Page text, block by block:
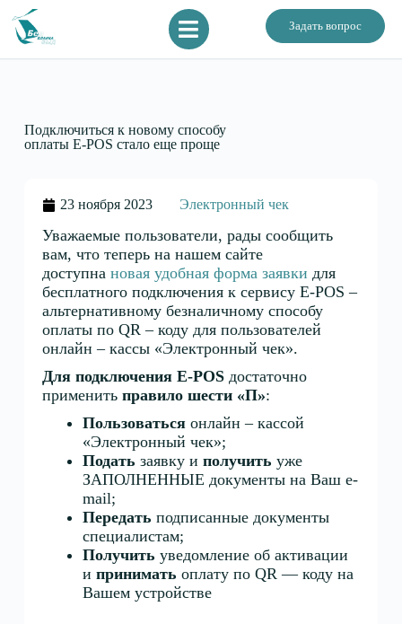
Задать вопрос
Подключиться к новому способу
оплаты E-POS стало еще проще
23 ноября 2023 Электронный чек
Уважаемые пользователи, рады сообщить
вам, что теперь на нашем сайте
доступна новая удобная форма заявки для
бесплатного подключения к сервису E-POS –
альтернативному безналичному способу
оплаты по QR – коду для пользователей
онлайн – кассы «Электронный чек».
Для подключения E-POS достаточно
применить правило шести «П»:
Пользоватьсяонлайн – кассой
«Электронный чек»;
Подать заявку и получить уже
ЗАПОЛНЕННЫЕ документы на Ваш e-
mail;
Передать подписанные документы
специалистам;
Получить уведомление об активации
и принимать оплату по QR — коду на
Вашем устройстве